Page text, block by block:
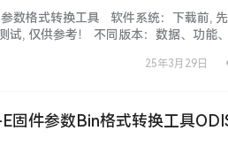
数格式转换工具 软件系统：下载前,
试, 仅供参考！ 不同版本：数据、功能
则废！ 本站资源：…...
25年3月29日
固件参数Bin格式转换工具